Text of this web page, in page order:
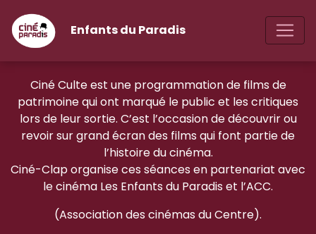
Enfants du Paradis
Ciné Culte est une programmation de films de
patrimoine qui ont marqué le public et les critiques
lors de leur sortie. C’est l’occasion de découvrir ou
revoir sur grand écran des films qui font partie de
l’histoire du cinéma.
Ciné-Clap organise ces séances en partenariat avec
le cinéma Les Enfants du Paradis et l’ACC.
(Association des cinémas du Centre).